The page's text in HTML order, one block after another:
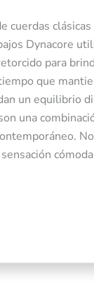
cuerdas clásicas
Dynacore
para
que
un equilibrio
una
una opción
materiales de
potente y
y duradero.
Cuerdas